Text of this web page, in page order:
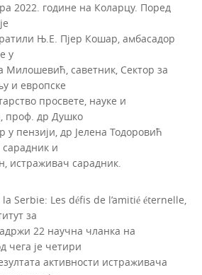
2022. године на Коларцу. Поред
Њ.Е. Пјер Кошар, амбасадор
у
Милошевић, саветник, Сектор за
и европске
просвете, науке и
проф. др Душко
пензији, др Јелена Тодоровић
и
сарадник.
Serbie: Les défis de l’amitié éternelle,
за
22 научна чланка на
чега је четири
активности истраживача